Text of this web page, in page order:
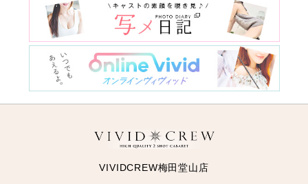
VIVIDCREW梅田堂山店